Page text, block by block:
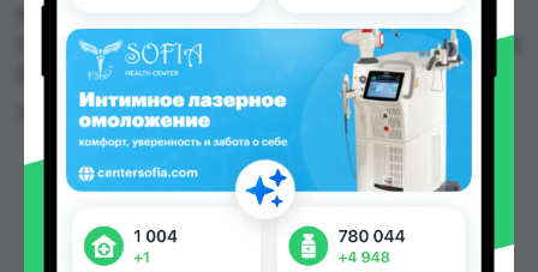
Самсон фарм по цене от 32.00 TJS до 40.00 TJS в
Душанбе и других городах Таджикистана
Цена: от32.00 TJS